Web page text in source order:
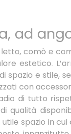
ad
comò e
estetico.
spazio e stile,
con
di tutto
qualità
spazio in